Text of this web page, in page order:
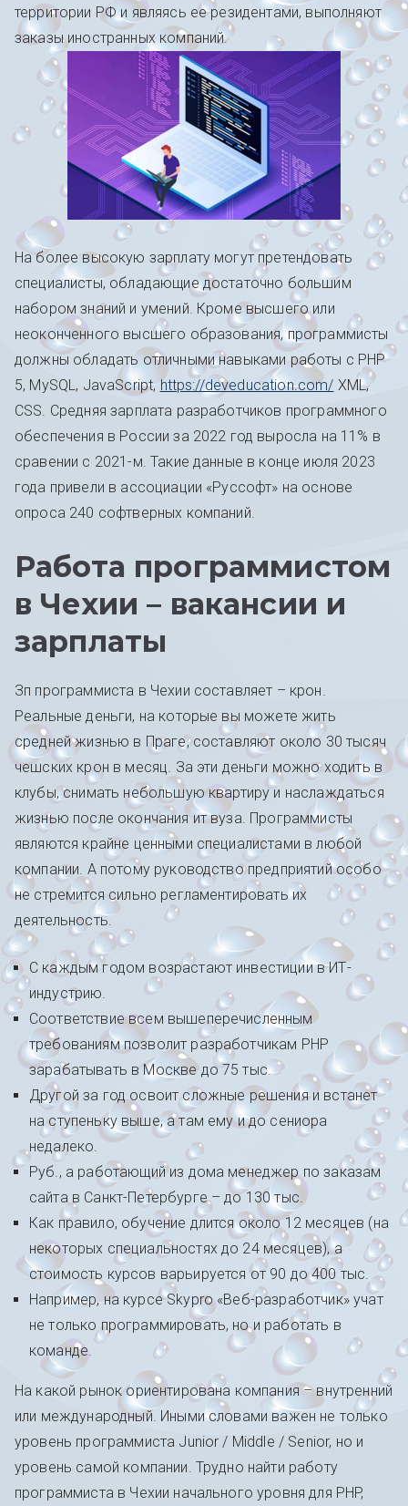
территории РФ и являясь ее резидентами, выполняют
заказы иностранных компаний.
На более высокую зарплату могут претендовать
специалисты, обладающие достаточно большим
набором знаний и умений. Кроме высшего или
неоконченного высшего образования, программисты
должны обладать отличными навыками работы с PHP
5, MySQL, JavaScript, https://deveducation.com/ XML,
CSS. Средняя зарплата разработчиков программного
обеспечения в России за 2022 год выросла на 11% в
сравении с 2021-м. Такие данные в конце июля 2023
года привели в ассоциации «Руссофт» на основе
опроса 240 софтверных компаний.
Работа программистом
в Чехии – вакансии и
зарплаты
Зп программиста в Чехии составляет – крон.
Реальные деньги, на которые вы можете жить
средней жизнью в Праге, составляют около 30 тысяч
чешских крон в месяц. За эти деньги можно ходить в
клубы, снимать небольшую квартиру и наслаждаться
жизнью после окончания ит вуза. Программисты
являются крайне ценными специалистами в любой
компании. А потому руководство предприятий особо
не стремится сильно регламентировать их
деятельность.
С каждым годом возрастают инвестиции в ИТ-
индустрию.
Соответствие всем вышеперечисленным
требованиям позволит разработчикам РНР
зарабатывать в Москве до 75 тыс.
Другой за год освоит сложные решения и встанет
на ступеньку выше, а там ему и до сениора
недалеко.
Руб., а работающий из дома менеджер по заказам
сайта в Санкт-Петербурге – до 130 тыс.
Как правило, обучение длится около 12 месяцев (на
некоторых специальностях до 24 месяцев), а
стоимость курсов варьируется от 90 до 400 тыс.
Например, на курсе Skypro «Веб-разработчик» учат
не только программировать, но и работать в
команде.
На какой рынок ориентирована компания – внутренний
или международный. Иными словами важен не только
уровень программиста Junior / Middle / Senior, но и
уровень самой компании. Трудно найти работу
программиста в Чехии начального уровня для PHP,